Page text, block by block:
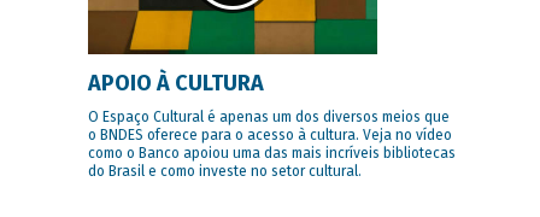
APOIO À CULTURA
O Espaço Cultural é apenas um dos diversos meios que
o BNDES oferece para o acesso à cultura. Veja no vídeo
como o Banco apoiou uma das mais incríveis bibliotecas
do Brasil e como investe no setor cultural.